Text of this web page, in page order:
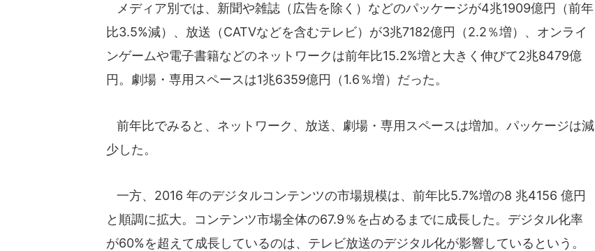
メディア別では、新聞や雑誌（広告を除く）などのパッケージが4兆1909億円（前年
比3.5%減）、放送（CATVなどを含むテレビ）が3兆7182億円（2.2％増）、オンライ
ンゲームや電子書籍などのネットワークは前年比15.2%増と大きく伸びて2兆8479億
円。劇場・専用スペースは1兆6359億円（1.6％増）だった。
前年比でみると、ネットワーク、放送、劇場・専用スペースは増加。パッケージは減
少した。
一方、2016 年のデジタルコンテンツの市場規模は、前年比5.7%増の8 兆4156 億円
と順調に拡大。コンテンツ市場全体の67.9％を占めるまでに成長した。デジタル化率
が60%を超えて成長しているのは、テレビ放送のデジタル化が影響しているという。